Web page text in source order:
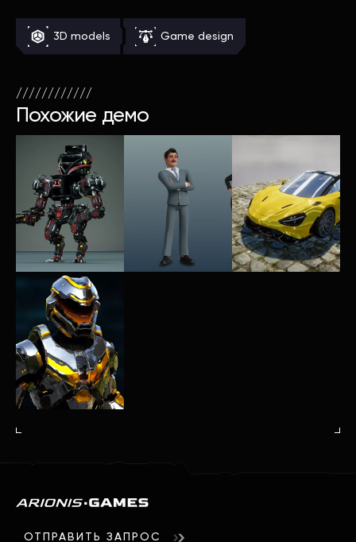
3D models Game design
////////////
Похожие демо
ОТПРАВИТЬ ЗАПРОС